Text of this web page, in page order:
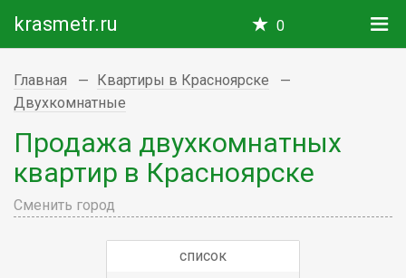
krasmetr.ru 0
Главная
Квартиры в Красноярске
Двухкомнатные
Продажа двухкомнатных
квартир в Красноярске
Сменить город
список